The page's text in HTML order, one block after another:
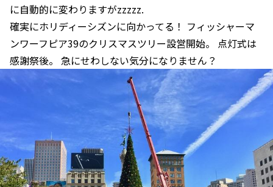
に自動的に変わりますがzzzzz.
確実にホリディーシズンに向かってる！ フィッシャーマ
ンワーフピア39のクリスマスツリー設営開始。 点灯式は
感謝祭後。 急にせわしない気分になりません？